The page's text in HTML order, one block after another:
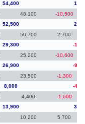
54,400
48,100 -10,500
52,500
50,700 2,700
29,300
-
25,200 -10,600
26,900
-
23,500 -1,300
8,000
-
4,400 -1,600
13,900
10,200 5,700